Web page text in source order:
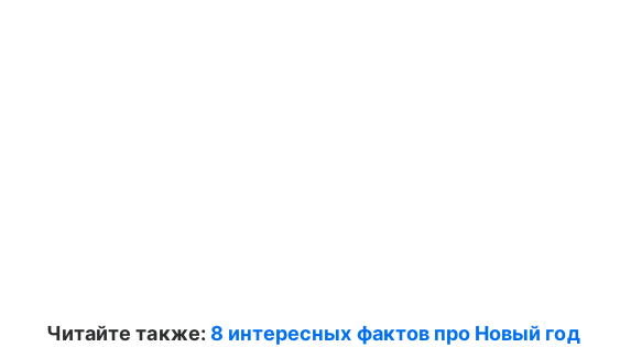
Читайте также: 8 интересных фактов про Новый год